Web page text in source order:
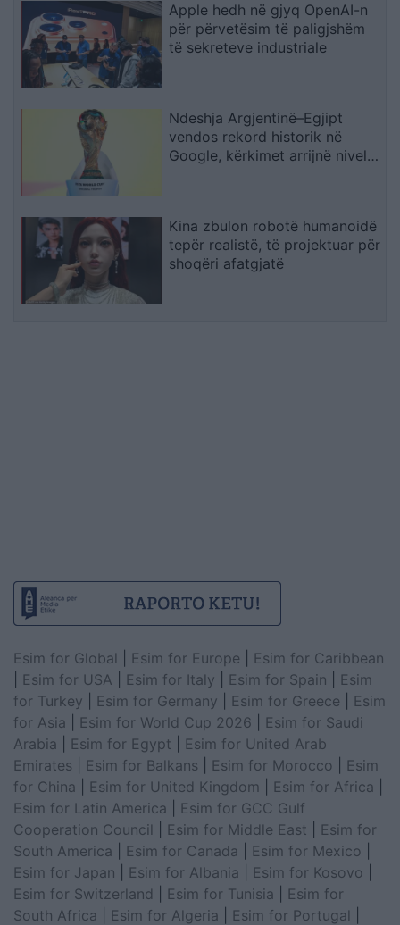
Apple hedh në gjyq OpenAI-n
për përvetësim të paligjshëm
të sekreteve industriale
Ndeshja Argjentinë–Egjipt
vendos rekord historik në
Google, kërkimet arrijnë nivele
Kina zbulon robotë humanoidë
tepër realistë, të projektuar për
shoqëri afatgjatë
Esim for Global Esim for Europe
Esim for Caribbean
Esim for USA Esim for Italy Esim for Spain
Esim
for Turkey
Esim for Germany Esim for Greece
Esim
for Asia
Esim for World Cup 2026
Esim for Saudi
Arabia
Esim for Egypt
Esim for United Arab
Emirates
Esim for Balkans Esim for Morocco
Esim
for China
Esim for United Kingdom Esim for Africa
Esim for Latin America
Esim for GCC Gulf
Cooperation Council
Esim for Middle East
Esim for
South America
Esim for Canada Esim for Mexico
Esim for Japan
Esim for Albania Esim for Kosovo
Esim for Switzerland
Esim for Tunisia
Esim for
South Africa
Esim for Algeria Esim for Portugal